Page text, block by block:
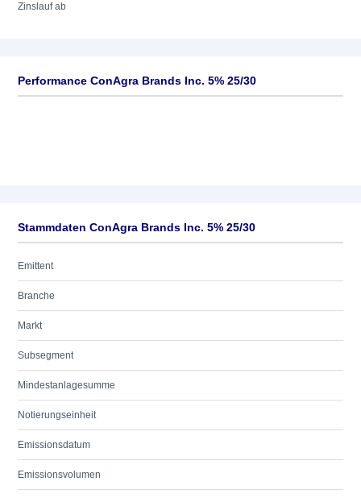
Zinslauf ab
Performance ConAgra Brands Inc. 5% 25/30
Stammdaten ConAgra Brands Inc. 5% 25/30
Emittent
Branche
Markt
Subsegment
Mindestanlagesumme
Notierungseinheit
Emissionsdatum
Emissionsvolumen